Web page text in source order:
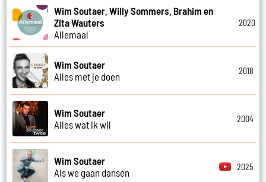
Wim Soutaer, Willy Sommers, Brahim en
Zita Wauters
Allemaal
2020
Wim Soutaer
Alles met je doen
2018
Wim Soutaer
Alles wat ik wil
2004
Wim Soutaer
Als we gaan dansen
2025